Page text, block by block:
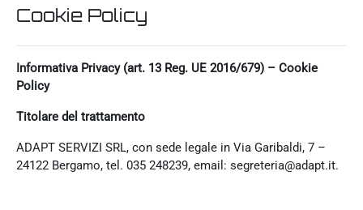
Cookie Policy
Informativa Privacy (art. 13 Reg. UE 2016/679) – Cookie
Policy
Titolare del trattamento
ADAPT SERVIZI SRL, con sede legale in Via Garibaldi, 7 –
24122 Bergamo, tel. 035 248239, email: segreteria@adapt.it.